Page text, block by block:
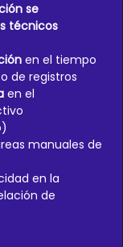
se
técnicos
en el tiempo
de registros
en el
manuales de
en la
de